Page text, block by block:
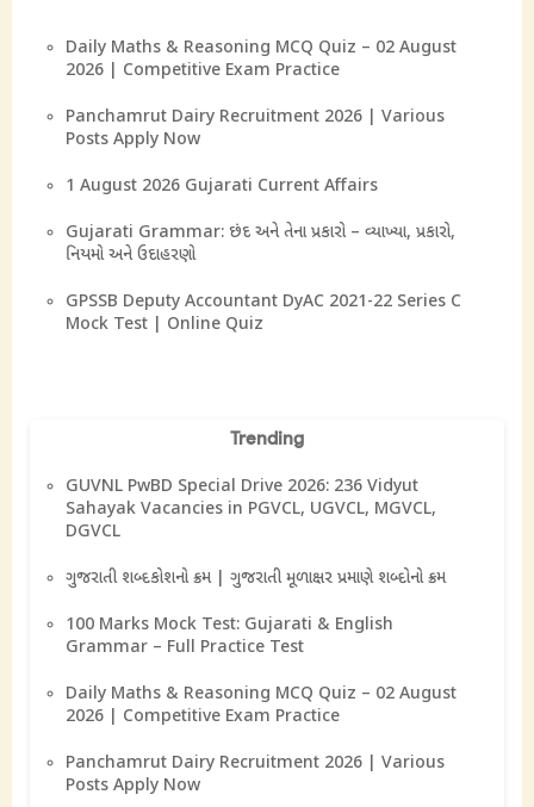
Daily Maths & Reasoning MCQ Quiz – 02 August
2026 | Competitive Exam Practice
Panchamrut Dairy Recruitment 2026 | Various
Posts Apply Now
1 August 2026 Gujarati Current Affairs
Gujarati Grammar: છંદ અને તેના પ્રકારો – વ્યાખ્યા, પ્રકારો,
નિયમો અને ઉદાહરણો
GPSSB Deputy Accountant DyAC 2021-22 Series C
Mock Test | Online Quiz
Trending
GUVNL PwBD Special Drive 2026: 236 Vidyut
Sahayak Vacancies in PGVCL, UGVCL, MGVCL,
DGVCL
ગુજરાતી શબ્દકોશનો ક્રમ | ગુજરાતી મૂળાક્ષર પ્રમાણે શબ્દોનો ક્રમ
100 Marks Mock Test: Gujarati & English
Grammar – Full Practice Test
Daily Maths & Reasoning MCQ Quiz – 02 August
2026 | Competitive Exam Practice
Panchamrut Dairy Recruitment 2026 | Various
Posts Apply Now